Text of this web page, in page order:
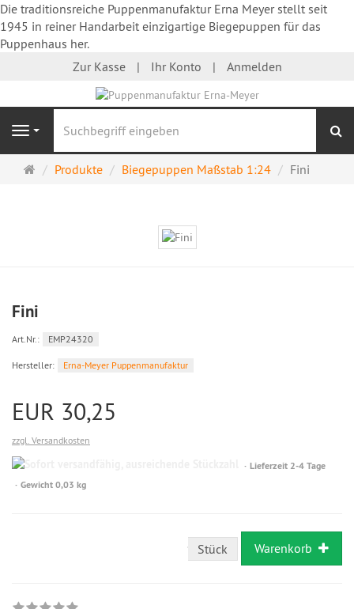
Die traditionsreiche Puppenmanufaktur Erna Meyer stellt seit
1945 in reiner Handarbeit einzigartige Biegepuppen für das
Puppenhaus her.
Zur Kasse
Ihr Konto Anmelden
Navigation
Startseite
Produkte Biegepuppen Maßstab 1:24 Fini
Fini
Art.Nr.: EMP24320
Hersteller: Erna-Meyer Puppenmanufaktur
EUR 30,25
zzgl. Versandkosten
Sofort
Lieferzeit 2-4 Tage
Gewicht 0,03 kg
Stück Warenkorb